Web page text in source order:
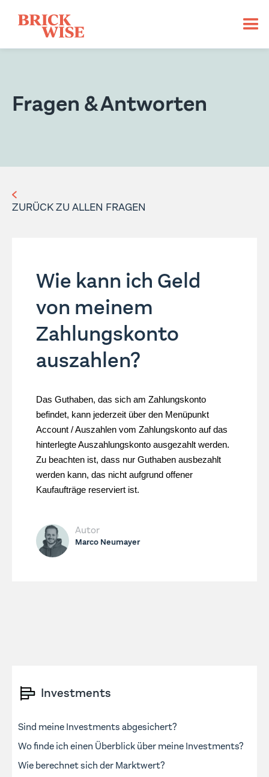
Fragen & Antworten
ZURÜCK ZU ALLEN FRAGEN
Wie kann ich Geld
von meinem
Zahlungskonto
auszahlen?
Das Guthaben, das sich am Zahlungskonto
befindet, kann jederzeit über den Menüpunkt
Account / Auszahlen vom Zahlungskonto auf das
hinterlegte Auszahlungskonto ausgezahlt werden.
Zu beachten ist, dass nur Guthaben ausbezahlt
werden kann, das nicht aufgrund offener
Kaufaufträge reserviert ist.
Autor
Marco Neumayer
Investments
Sind meine Investments abgesichert?
Wo finde ich einen Überblick über meine Investments?
Wie berechnet sich der Marktwert?